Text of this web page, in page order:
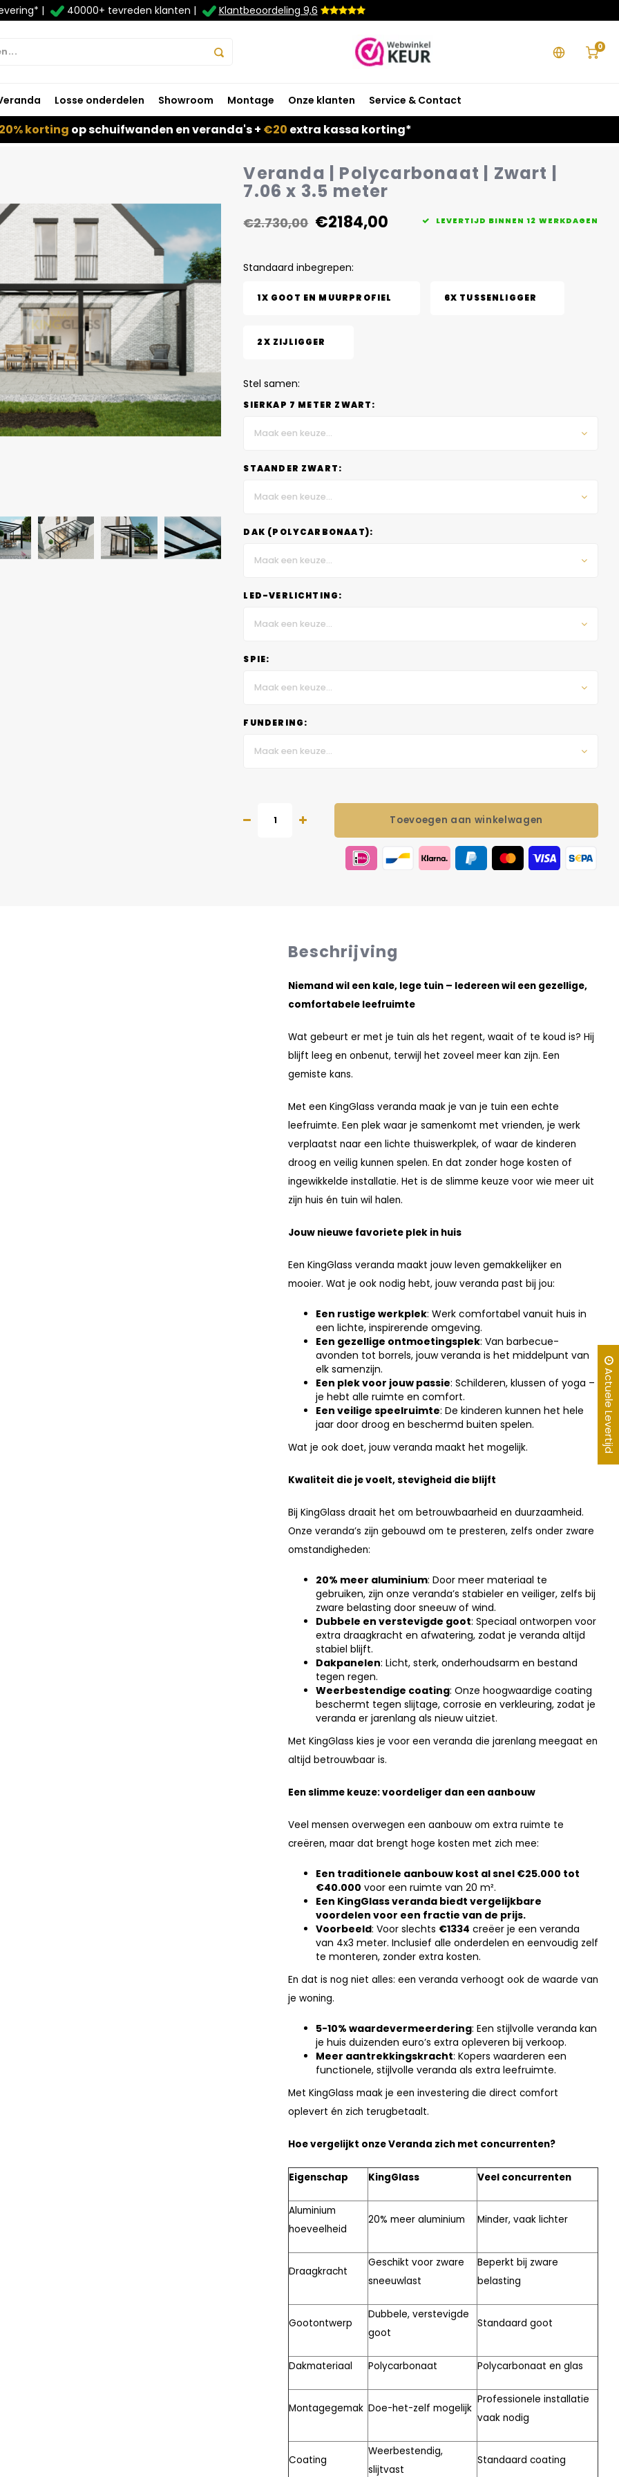
| 40000+ tevreden klanten | Klantbeoordeling 9,6
0
Losse onderdelen Showroom Montage Onze klanten Service & Contact
korting op schuifwanden en veranda's + €20 extra kassa korting*
Veranda | Polycarbonaat | Zwart |
7.06 x 3.5 meter
€2.730,00 €2184,00 LEVERTIJD BINNEN 12 WERKDAGEN
Standaard inbegrepen:
1X GOOT EN MUURPROFIEL 6X TUSSENLIGGER
2X ZIJLIGGER
Stel samen:
SIERKAP 7 METER ZWART:
Maak een keuze...
STAANDER ZWART:
Maak een keuze...
DAK (POLYCARBONAAT):
Maak een keuze...
LED-VERLICHTING:
Maak een keuze...
SPIE:
Maak een keuze...
FUNDERING:
Maak een keuze...
Toevoegen aan winkelwagen
Beschrijving
Niemand wil een kale, lege tuin – Iedereen wil een gezellige,
comfortabele leefruimte
Wat gebeurt er met je tuin als het regent, waait of te koud is? Hij
blijft leeg en onbenut, terwijl het zoveel meer kan zijn. Een
gemiste kans.
Met een KingGlass veranda maak je van je tuin een echte
leefruimte. Een plek waar je samenkomt met vrienden, je werk
verplaatst naar een lichte thuiswerkplek, of waar de kinderen
droog en veilig kunnen spelen. En dat zonder hoge kosten of
ingewikkelde installatie. Het is de slimme keuze voor wie meer uit
zijn huis én tuin wil halen.
Jouw nieuwe favoriete plek in huis
Een KingGlass veranda maakt jouw leven gemakkelijker en
mooier. Wat je ook nodig hebt, jouw veranda past bij jou:
Een rustige werkplek: Werk comfortabel vanuit huis in
een lichte, inspirerende omgeving.
Een gezellige ontmoetingsplek: Van barbecue-
avonden tot borrels, jouw veranda is het middelpunt van
elk samenzijn.
Een plek voor jouw passie: Schilderen, klussen of yoga –
je hebt alle ruimte en comfort.
Een veilige speelruimte: De kinderen kunnen het hele
jaar door droog en beschermd buiten spelen.
Wat je ook doet, jouw veranda maakt het mogelijk.
Kwaliteit die je voelt, stevigheid die blijft
Bij KingGlass draait het om betrouwbaarheid en duurzaamheid.
Onze veranda’s zijn gebouwd om te presteren, zelfs onder zware
omstandigheden:
20% meer aluminium: Door meer materiaal te
gebruiken, zijn onze veranda’s stabieler en veiliger, zelfs bij
zware belasting door sneeuw of wind.
Dubbele en verstevigde goot: Speciaal ontworpen voor
extra draagkracht en afwatering, zodat je veranda altijd
stabiel blijft.
Dakpanelen: Licht, sterk, onderhoudsarm en bestand
tegen regen.
Weerbestendige coating: Onze hoogwaardige coating
beschermt tegen slijtage, corrosie en verkleuring, zodat je
veranda er jarenlang als nieuw uitziet.
Met KingGlass kies je voor een veranda die jarenlang meegaat en
altijd betrouwbaar is.
Een slimme keuze: voordeliger dan een aanbouw
Veel mensen overwegen een aanbouw om extra ruimte te
creëren, maar dat brengt hoge kosten met zich mee:
Een traditionele aanbouw kost al snel €25.000 tot
€40.000 voor een ruimte van 20 m².
Een KingGlass veranda biedt vergelijkbare
voordelen voor een fractie van de prijs.
Voorbeeld: Voor slechts €1334 creëer je een veranda
van 4x3 meter. Inclusief alle onderdelen en eenvoudig zelf
te monteren, zonder extra kosten.
En dat is nog niet alles: een veranda verhoogt ook de waarde van
je woning.
5-10% waardevermeerdering: Een stijlvolle veranda kan
je huis duizenden euro’s extra opleveren bij verkoop.
Meer aantrekkingskracht: Kopers waarderen een
functionele, stijlvolle veranda als extra leefruimte.
Met KingGlass maak je een investering die direct comfort
oplevert én zich terugbetaalt.
Hoe vergelijkt onze Veranda zich met concurrenten?
Eigenschap KingGlass Veel concurrenten
Aluminium
hoeveelheid
20% meer aluminium Minder, vaak lichter
Draagkracht
Geschikt voor zware
sneeuwlast
Beperkt bij zware
belasting
Gootontwerp
Dubbele, verstevigde
goot
Standaard goot
Dakmateriaal Polycarbonaat Polycarbonaat en glas
Montagegemak Doe-het-zelf mogelijk
Professionele installatie
vaak nodig
Coating
Weerbestendig,
slijtvast
Standaard coating
Actuele Levertijd